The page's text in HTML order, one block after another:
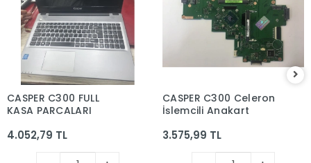
CASPER C300 FULL
KASA PARCALARI
4.052,79 TL
CASPER C300 Celeron
İşlemcili Anakart
3.575,99 TL